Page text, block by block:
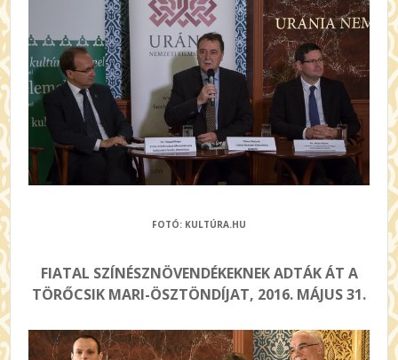
FOTÓ: KULTÚRA.HU
FIATAL SZÍNÉSZNÖVENDÉKEKNEK ADTÁK ÁT A
TÖRŐCSIK MARI-ÖSZTÖNDÍJAT, 2016. MÁJUS 31.